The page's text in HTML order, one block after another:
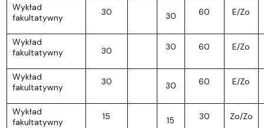
Wykład
fakultatywny
30 30 60 E/Zo
Wykład
fakultatywny
30 30 60 E/Zo
Wykład
fakultatywny
30 30 60 E/Zo
Wykład
fakultatywny
15 15 30 Zo/Zo